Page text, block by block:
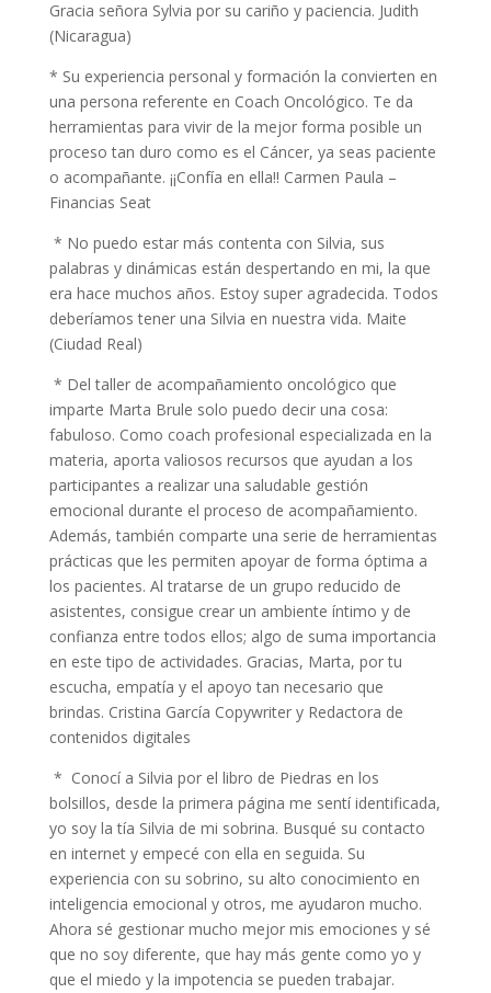
Gracia señora Sylvia por su cariño y paciencia. Judith
(Nicaragua)
* Su experiencia personal y formación la convierten en
una persona referente en Coach Oncológico. Te da
herramientas para vivir de la mejor forma posible un
proceso tan duro como es el Cáncer, ya seas paciente
o acompañante. ¡¡Confía en ella!! Carmen Paula –
Financias Seat
* No puedo estar más contenta con Silvia, sus
palabras y dinámicas están despertando en mi, la que
era hace muchos años. Estoy super agradecida. Todos
deberíamos tener una Silvia en nuestra vida. Maite
(Ciudad Real)
* Del taller de acompañamiento oncológico que
imparte Marta Brule solo puedo decir una cosa:
fabuloso. Como coach profesional especializada en la
materia, aporta valiosos recursos que ayudan a los
participantes a realizar una saludable gestión
emocional durante el proceso de acompañamiento.
Además, también comparte una serie de herramientas
prácticas que les permiten apoyar de forma óptima a
los pacientes. Al tratarse de un grupo reducido de
asistentes, consigue crear un ambiente íntimo y de
confianza entre todos ellos; algo de suma importancia
en este tipo de actividades. Gracias, Marta, por tu
escucha, empatía y el apoyo tan necesario que
brindas. Cristina García Copywriter y Redactora de
contenidos digitales
* Conocí a Silvia por el libro de Piedras en los
bolsillos, desde la primera página me sentí identificada,
yo soy la tía Silvia de mi sobrina. Busqué su contacto
en internet y empecé con ella en seguida. Su
experiencia con su sobrino, su alto conocimiento en
inteligencia emocional y otros, me ayudaron mucho.
Ahora sé gestionar mucho mejor mis emociones y sé
que no soy diferente, que hay más gente como yo y
que el miedo y la impotencia se pueden trabajar.